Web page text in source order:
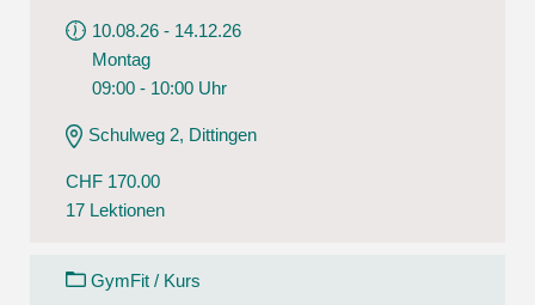
10.08.26 - 14.12.26
Montag
09:00 - 10:00 Uhr
Schulweg 2, Dittingen
CHF 170.00
17 Lektionen
GymFit / Kurs